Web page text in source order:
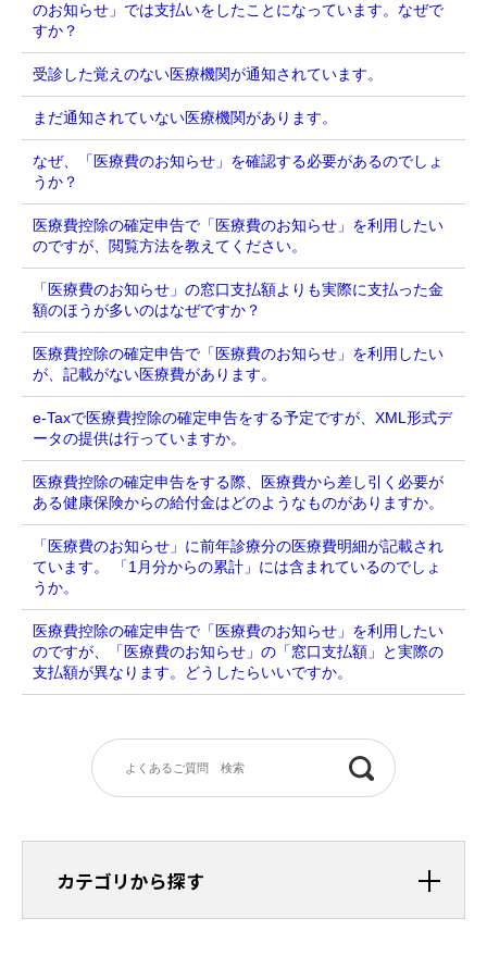
のお知らせ」では支払いをしたことになっています。なぜで
すか？
受診した覚えのない医療機関が通知されています。
まだ通知されていない医療機関があります。
なぜ、「医療費のお知らせ」を確認する必要があるのでしょ
うか？
医療費控除の確定申告で「医療費のお知らせ」を利用したい
のですが、閲覧方法を教えてください。
「医療費のお知らせ」の窓口支払額よりも実際に支払った金
額のほうが多いのはなぜですか？
医療費控除の確定申告で「医療費のお知らせ」を利用したい
が、記載がない医療費があります。
e-Taxで医療費控除の確定申告をする予定ですが、XML形式デ
ータの提供は行っていますか。
医療費控除の確定申告をする際、医療費から差し引く必要が
ある健康保険からの給付金はどのようなものがありますか。
「医療費のお知らせ」に前年診療分の医療費明細が記載され
ています。 「1月分からの累計」には含まれているのでしょ
うか。
医療費控除の確定申告で「医療費のお知らせ」を利用したい
のですが、「医療費のお知らせ」の「窓口支払額」と実際の
支払額が異なります。どうしたらいいですか。
カテゴリから探す